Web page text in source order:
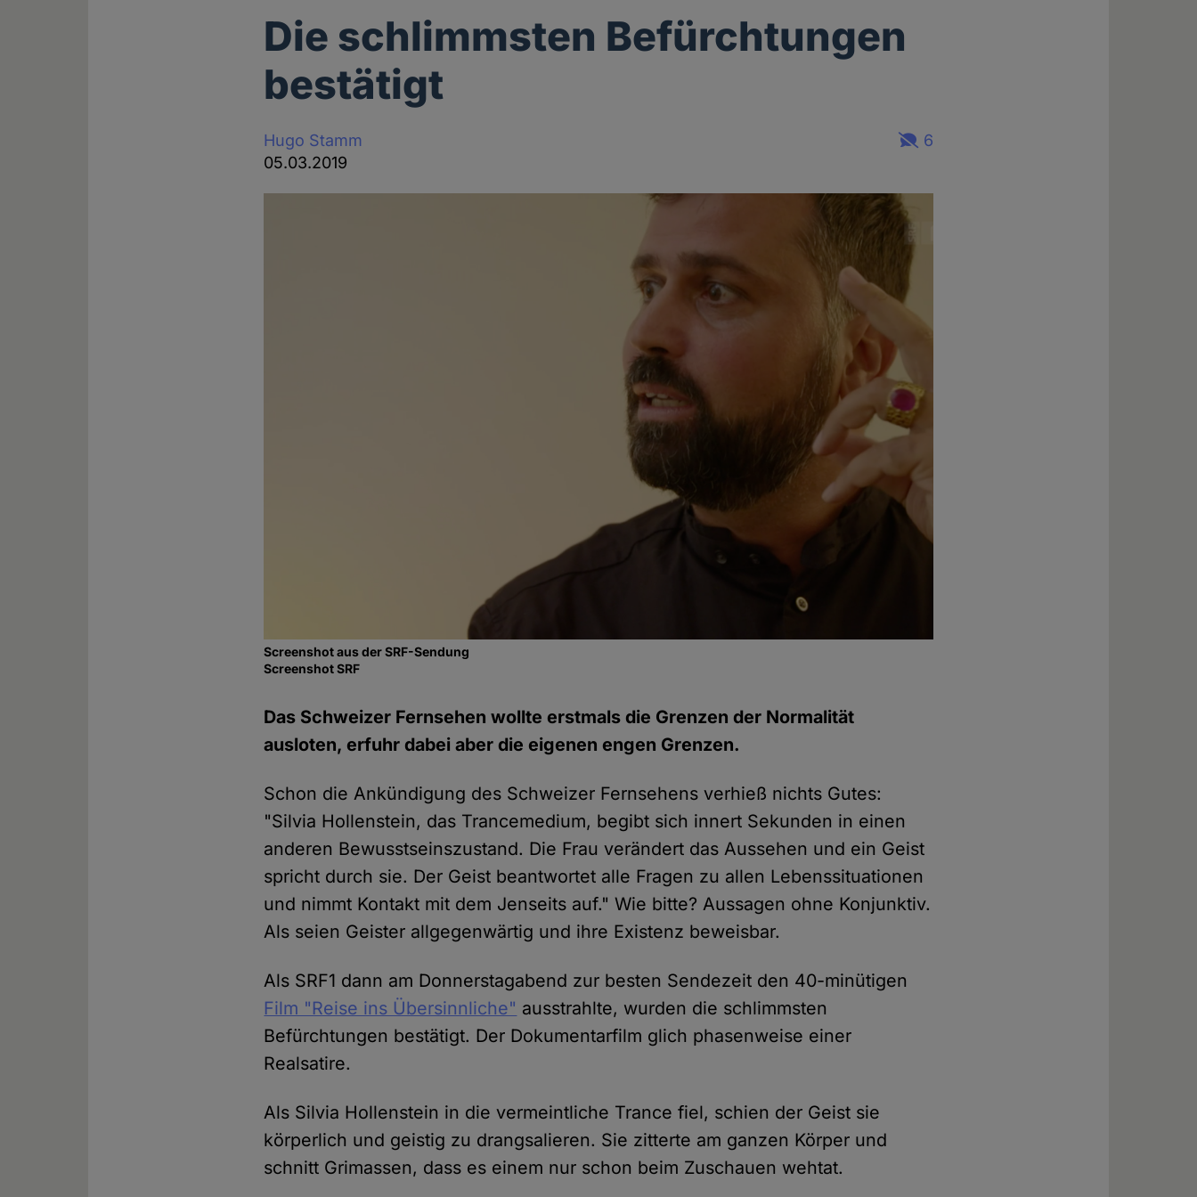
Die schlimmsten Befürchtungen
bestätigt
Hugo Stamm
05.03.2019
6
Screenshot aus der SRF-Sendung
Screenshot SRF
Das Schweizer Fernsehen wollte erstmals die Grenzen der Normalität
ausloten, erfuhr dabei aber die eigenen engen Grenzen.
Schon die Ankündigung des Schweizer Fernsehens verhieß nichts Gutes:
"Silvia Hollenstein, das Trancemedium, begibt sich innert Sekunden in einen
anderen Bewusstseinszustand. Die Frau verändert das Aussehen und ein Geist
spricht durch sie. Der Geist beantwortet alle Fragen zu allen Lebenssituationen
und nimmt Kontakt mit dem Jenseits auf." Wie bitte? Aussagen ohne Konjunktiv.
Als seien Geister allgegenwärtig und ihre Existenz beweisbar.
Als SRF1 dann am Donnerstagabend zur besten Sendezeit den 40-minütigen
Film "Reise ins Übersinnliche" ausstrahlte, wurden die schlimmsten
Befürchtungen bestätigt. Der Dokumentarfilm glich phasenweise einer
Realsatire.
Als Silvia Hollenstein in die vermeintliche Trance fiel, schien der Geist sie
körperlich und geistig zu drangsalieren. Sie zitterte am ganzen Körper und
schnitt Grimassen, dass es einem nur schon beim Zuschauen wehtat.